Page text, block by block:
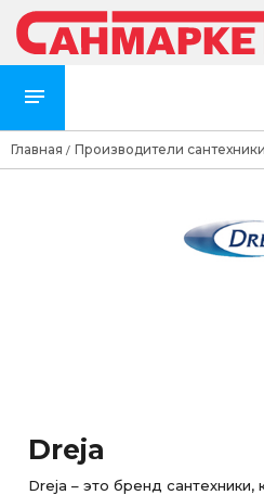
Главная / Производители сантехники
Dreja
Dreja – это бренд